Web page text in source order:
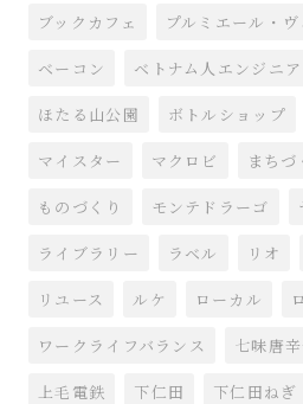
ブックカフェ プルミエール・
ベーコン ベトナム人エンジニア
ほたる山公園 ボトルショップ
マイスター マクロビ まちづ
ものづくり モンテドラーゴ
ライブラリー ラベル リオ
リユース ルケ ローカル
ワークライフバランス 七味唐
上毛電鉄 下仁田 下仁田ねぎ